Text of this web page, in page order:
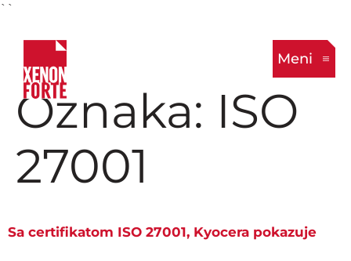
``
Meni
Oznaka: ISO
27001
Sa certifikatom ISO 27001, Kyocera pokazuje